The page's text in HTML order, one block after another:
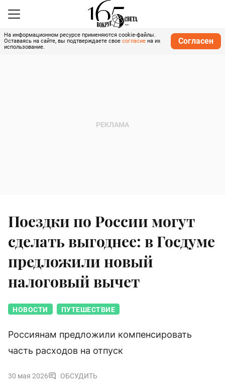
На информационном ресурсе применяются cookie-файлы.
Оставаясь на сайте, вы подтверждаете свое согласие на их
использование.
Согласен
Поездки по России могут
сделать выгоднее: в Госдуме
предложили новый
налоговый вычет
НОВОСТИ ПУТЕШЕСТВИЕ
Россиянам предложили компенсировать
часть расходов на отпуск
30 мая 2026 ОБСУДИТЬ